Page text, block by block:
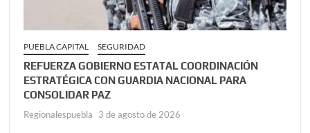
PUEBLA CAPITAL SEGURIDAD
REFUERZA GOBIERNO ESTATAL COORDINACIÓN
ESTRATÉGICA CON GUARDIA NACIONAL PARA
CONSOLIDAR PAZ
Regionalespuebla 3 de agosto de 2026